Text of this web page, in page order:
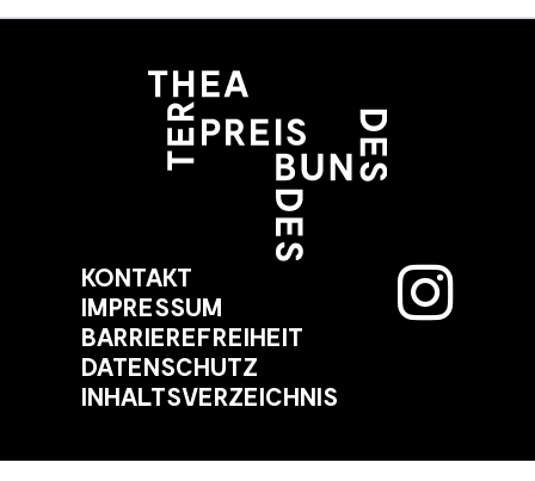
KONTAKT
IMPRESSUM
BARRIEREFREIHEIT
DATENSCHUTZ
INHALTSVERZEICHNIS